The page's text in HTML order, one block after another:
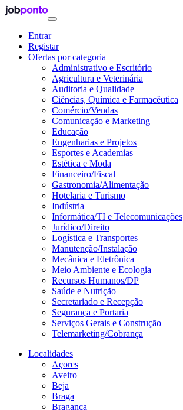
Entrar
Registar
Ofertas por categoria
Administrativo e Escritório
Agricultura e Veterinária
Auditoria e Qualidade
Ciências, Química e Farmacêutica
Comércio/Vendas
Comunicação e Marketing
Educação
Engenharias e Projetos
Esportes e Academias
Estética e Moda
Financeiro/Fiscal
Gastronomia/Alimentação
Hotelaria e Turismo
Indústria
Informática/TI e Telecomunicações
Jurídico/Direito
Logística e Transportes
Manutenção/Instalação
Mecânica e Eletrônica
Meio Ambiente e Ecologia
Recursos Humanos/DP
Saúde e Nutrição
Secretariado e Recepção
Segurança e Portaria
Serviços Gerais e Construção
Telemarketing/Cobrança
Localidades
Açores
Aveiro
Beja
Braga
Bragança